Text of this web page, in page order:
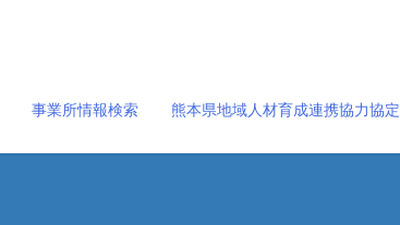
事業所情報検索 熊本県地域人材育成連携協力協定